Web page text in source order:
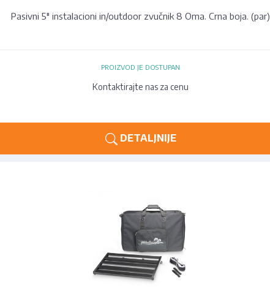
Pasivni 5" instalacioni in/outdoor zvučnik 8 Oma. Crna boja. (par)
PROIZVOD JE DOSTUPAN
Kontaktirajte nas za cenu
DETALJNIJE